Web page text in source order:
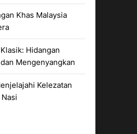
Khas Malaysia
Hidangan
Mengenyangkan
Kelezatan